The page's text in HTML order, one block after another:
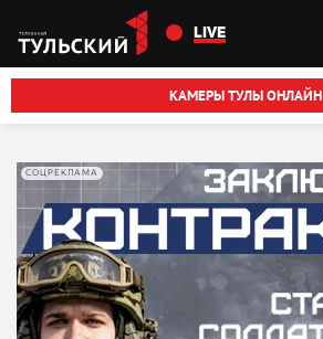
Перейти к основному содержанию
LIVE
КАМЕРЫ ТУЛЫ ОНЛАЙН
СОЦРЕКЛАМА